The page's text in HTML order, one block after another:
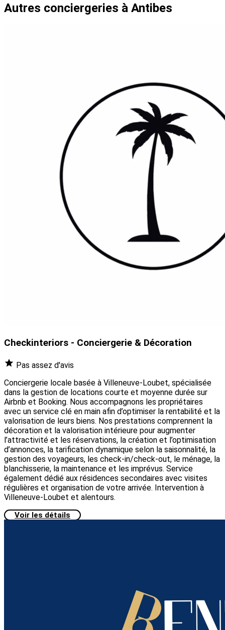
Autres conciergeries à Antibes
Checkinteriors - Conciergerie & Décoration
Pas assez d'avis
Conciergerie locale basée à Villeneuve-Loubet, spécialisée
dans la gestion de locations courte et moyenne durée sur
Airbnb et Booking. Nous accompagnons les propriétaires
avec un service clé en main afin d’optimiser la rentabilité et la
valorisation de leurs biens. Nos prestations comprennent la
décoration et la valorisation intérieure pour augmenter
l’attractivité et les réservations, la création et l’optimisation
d’annonces, la tarification dynamique selon la saisonnalité, la
gestion des voyageurs, les check-in/check-out, le ménage, la
blanchisserie, la maintenance et les imprévus. Service
également dédié aux résidences secondaires avec visites
régulières et organisation de votre arrivée. Intervention à
Villeneuve-Loubet et alentours.
Voir les détails